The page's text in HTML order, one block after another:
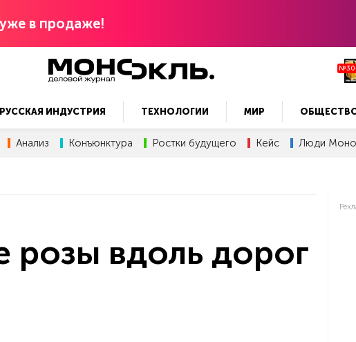
в продаже!
РУССКАЯ ИНДУСТРИЯ ТЕХНОЛОГИИ МИР
Анализ Конъюнктура Ростки будущего Кейс Люди
розы вдоль дорог